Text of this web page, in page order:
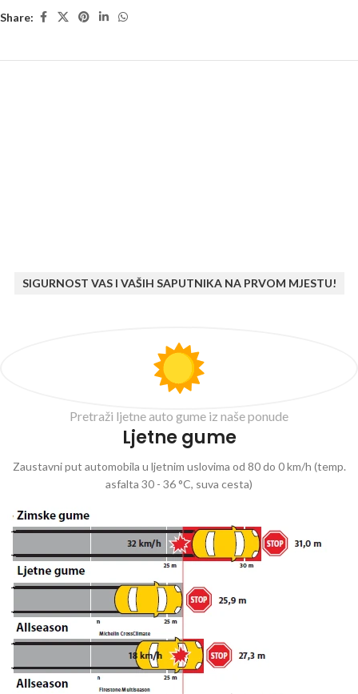
Share:
SIGURNOST VAS I VAŠIH SAPUTNIKA NA PRVOM MJESTU!
Pretraži ljetne auto gume iz naše ponude
Ljetne gume
Zaustavni put automobila u ljetnim uslovima od 80 do 0 km/h (temp.
asfalta 30 - 36 °C, suva cesta)